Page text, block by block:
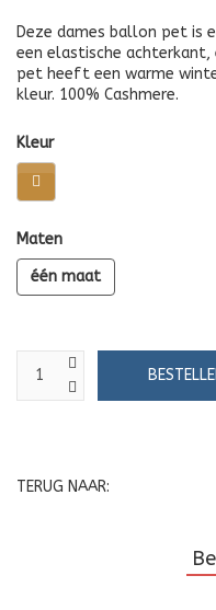
Deze dames ballon pet is
een elastische
pet heeft een warme
kleur. 100% Cashmere.
Kleur
Maten
één maat
TERUG NAAR: